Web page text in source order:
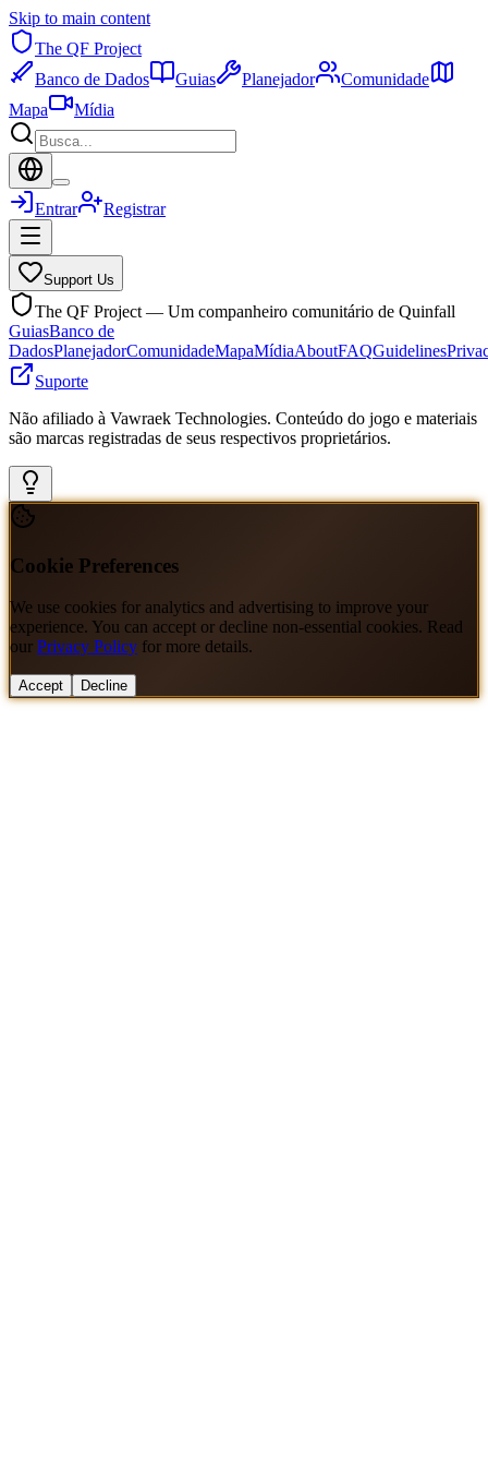
Skip to main content
The QF Project
Banco de Dados
Guias Planejador
Comunidade
Mapa
Mídia
Entrar Registrar
Support Us
The QF Project — Um companheiro comunitário de Quinfall
GuiasBanco de
DadosPlanejadorComunidadeMapaMídiaAboutFAQGuidelines
Suporte
Não afiliado à Vawraek Technologies. Conteúdo do jogo e materiais
são marcas registradas de seus respectivos proprietários.
Cookie Preferences
We use cookies for analytics and advertising to improve your
experience. You can accept or decline non-essential cookies. Read
our Privacy Policy for more details.
Accept Decline